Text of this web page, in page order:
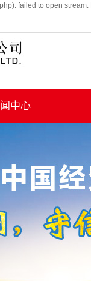
failed to open
中心